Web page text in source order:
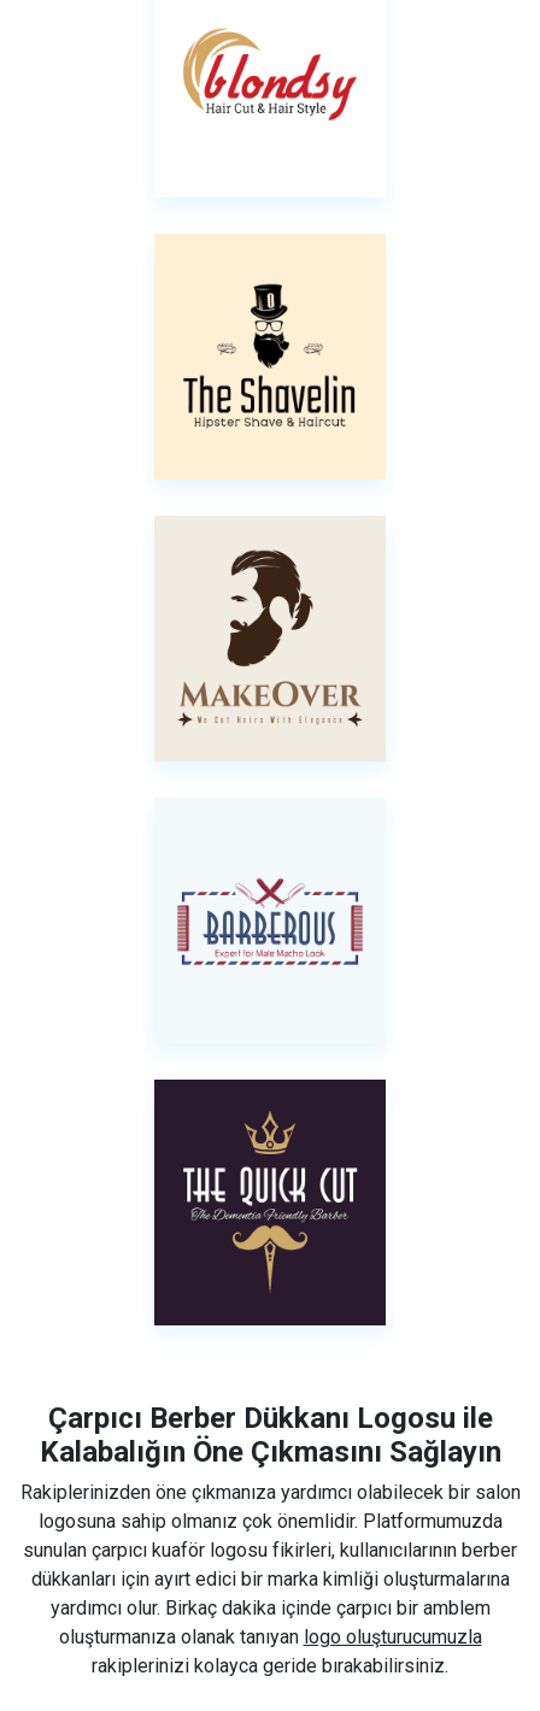
Çarpıcı Berber Dükkanı Logosu ile
Kalabalığın Öne Çıkmasını Sağlayın
Rakiplerinizden öne çıkmanıza yardımcı olabilecek bir salon
logosuna sahip olmanız çok önemlidir. Platformumuzda
sunulan çarpıcı kuaför logosu fikirleri, kullanıcılarının berber
dükkanları için ayırt edici bir marka kimliği oluşturmalarına
yardımcı olur. Birkaç dakika içinde çarpıcı bir amblem
oluşturmanıza olanak tanıyan logo oluşturucumuzla
rakiplerinizi kolayca geride bırakabilirsiniz.